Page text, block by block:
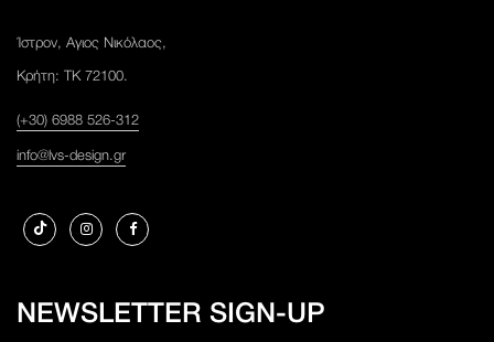
Ίστρον, Αγιος Νικόλαος,
Κρήτη: ΤΚ 72100.
(+30) 6988 526-312
info@lvs-design.gr
NEWSLETTER SIGN-UP